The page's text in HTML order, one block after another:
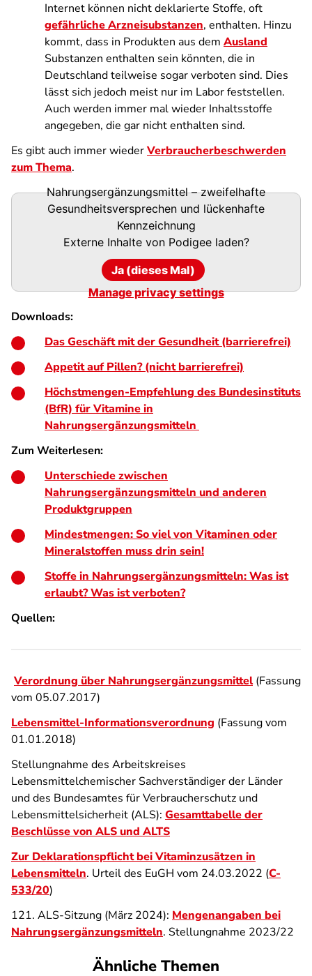
Internet können nicht deklarierte Stoffe, oft
gefährliche Arzneisubstanzen, enthalten. Hinzu
kommt, dass in Produkten aus dem Ausland
Substanzen enthalten sein könnten, die in
Deutschland teilweise sogar verboten sind. Dies
lässt sich jedoch meist nur im Labor feststellen.
Auch werden immer mal wieder Inhaltsstoffe
angegeben, die gar nicht enthalten sind.
Es gibt auch immer wiederVerbraucherbeschwerden
zum Thema.
Podigee-
Nahrungsergänzungsmittel – zweifelhafte
Gesundheitsversprechen und lückenhafte
Kennzeichnung
Externe Inhalte von Podigeeladen?
Ja (dieses Mal)
Manage privacy settings
Downloads:
Das Geschäft mit der Gesundheit (barrierefrei)
Appetit auf Pillen? (nicht barrierefrei)
Höchstmengen-Empfehlung des Bundesinstituts
(BfR) für Vitamine in
Nahrungsergänzungsmitteln
Zum Weiterlesen:
Unterschiede zwischen
Nahrungsergänzungsmitteln und anderen
Produktgruppen
Mindestmengen: So viel von Vitaminen oder
Mineralstoffen muss drin sein!
Stoffe in Nahrungsergänzungsmitteln: Was ist
erlaubt? Was ist verboten?
Quellen:
Verordnung über Nahrungsergänzungsmittel(Fassung
vom 05.07.2017)
Lebensmittel-Informationsverordnung (Fassung vom
01.01.2018)
Stellungnahme des Arbeitskreises
Lebensmittelchemischer Sachverständiger der Länder
und des Bundesamtes für Verbraucherschutz und
Lebensmittelsicherheit (ALS): Gesamttabelle der
Beschlüsse von ALS und ALTS
Zur Deklarationspflicht bei Vitaminzusätzen in
Lebensmitteln. Urteil des EuGH vom 24.03.2022 (C-
533/20)
121. ALS-Sitzung (März 2024): Mengenangaben bei
Nahrungsergänzungsmitteln. Stellungnahme 2023/22
Ähnliche Themen